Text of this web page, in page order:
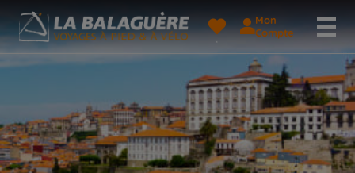
Mon
Compte